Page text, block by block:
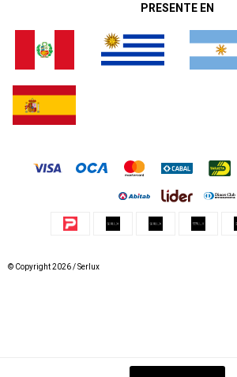
PRESENTE EN
© Copyright 2026 / Serlux